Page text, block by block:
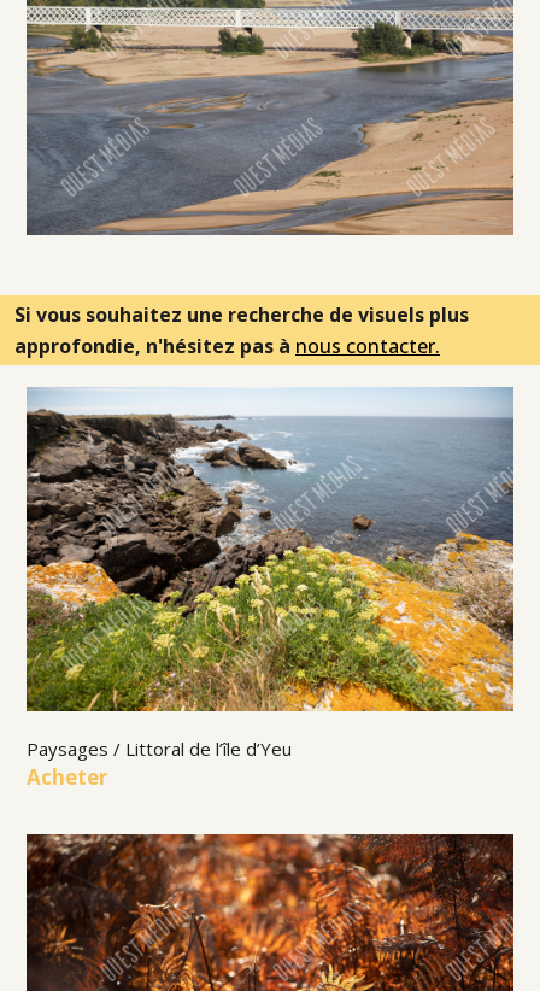
Si vous souhaitez une recherche de visuels plus
approfondie, n'hésitez pas à nous contacter.
Paysages / Littoral de l’île d’Yeu
Acheter